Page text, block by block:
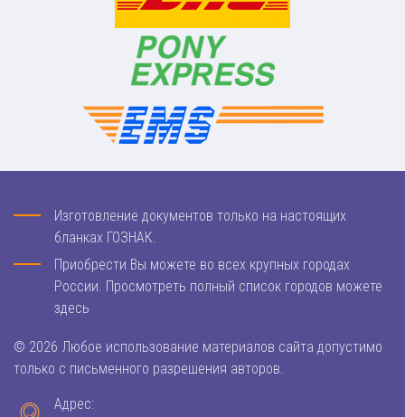
Изготовление документов только на настоящих
бланках ГОЗНАК.
Приобрести Вы можете во всех крупных городах
России. Просмотреть полный список городов можете
здесь
© 2026 Любое использование материалов сайта допустимо
только с письменного разрешения авторов.
Адрес: